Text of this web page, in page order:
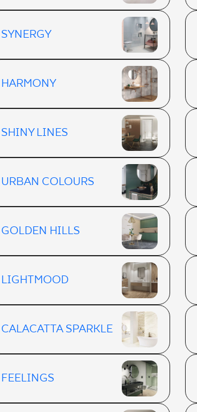
SYNERGY
HARMONY
SHINY LINES
URBAN COLOURS
GOLDEN HILLS
LIGHTMOOD
CALACATTA SPARKLE
FEELINGS